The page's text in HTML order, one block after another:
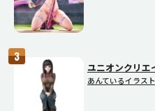
ユニオンクリエ
あんているイラス